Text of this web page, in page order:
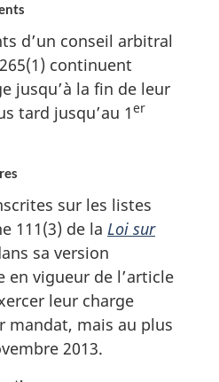
d’un conseil arbitral
continuent
jusqu’à la fin de leur
tard jusqu’au 1er
sur les listes
111(3) de la Loi sur
sa version
en vigueur de l’article
leur charge
mandat, mais au plus
2013.